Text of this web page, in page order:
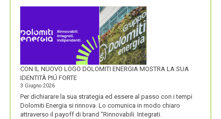
CON IL NUOVO LOGO DOLOMITI ENERGIA MOSTRA LA SUA
IDENTITÀ PIÚ FORTE
3 Giugno 2026
Per dichiarare la sua strategia ed essere al passo con i tempi
Dolomiti Energia si rinnova. Lo comunica in modo chiaro
attraverso il payoff di brand “Rinnovabili. Integrati.